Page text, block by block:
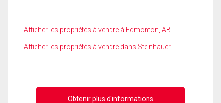
Afficher les propriétés à vendre à Edmonton, AB
Afficher les propriétés à vendre dans Steinhauer
Obtenir plus d'informations